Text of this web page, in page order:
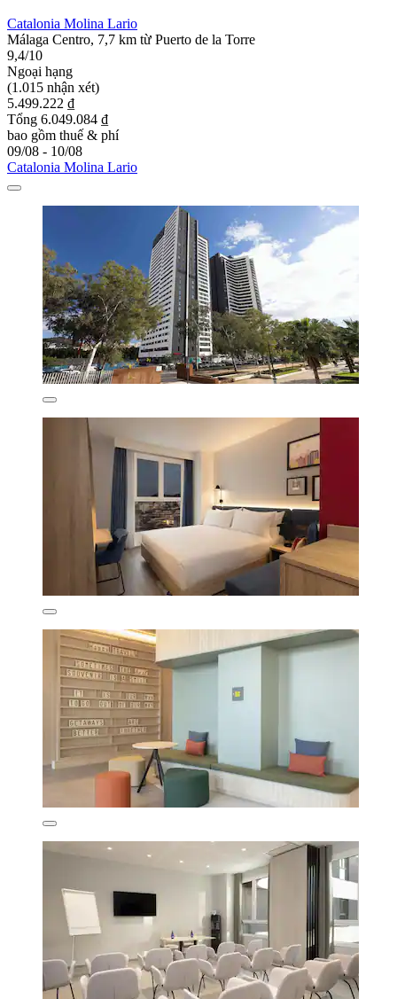
Catalonia Molina Lario
Málaga Centro, 7,7 km từ Puerto de la Torre
9,4/10
Ngoại hạng
(1.015 nhận xét)
5.499.222 ₫
Tổng 6.049.084 ₫
bao gồm thuế & phí
09/08 - 10/08
Catalonia Molina Lario